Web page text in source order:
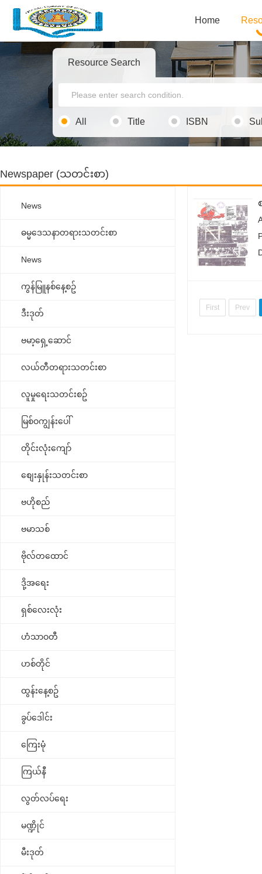
Home
Resource Search
All Title ISBN
Newspaper (သတင်းစာ)
News
ဓမ္မ‌ဒေသနာတရားသတင်းစာ
News
ကွန်မြူနစ်နေ့စဥ်
ဒီးဒုတ်
ဗမာ့ရှေ့ဆောင်
လယ်တီတရားသတင်းစာ
လူမှုရေးသတင်းစဥ်
မြစ်ဝကျွန်းပေါ်
တိုင်းလုံးကျော်
စျေးနှုန်းသတင်းစာ
ဗဟိုစည်
ဗမာသစ်
ဗိုလ်တထောင်
ဒို့အရေး
ရှစ်လေးလုံး
ဟံသာဝတီ
ဟစ်တိုင်
ထွန်းနေ့စဥ်
ခွပ်ဒေါင်း
ကြေးမုံ
ကြယ်နီ
လွတ်လပ်ရေး
မဏ္ဍိုင်
မီးဒုတ်
First Prev